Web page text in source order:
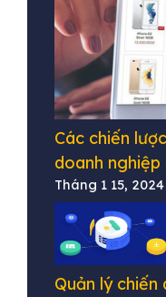
Các chiến
doanh nghiệp
Tháng 1 15, 2024
Quản lý